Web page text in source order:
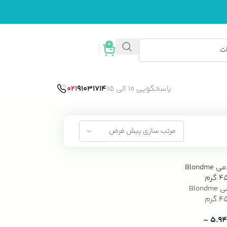
0
پاسخگویی 10 الی 15 02191031714
پودر دکلره بلوندمی Blondme
–